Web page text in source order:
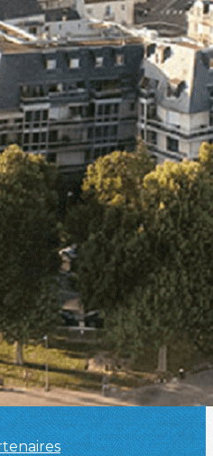
colonnes affichées
partage
des réseaux sociaux